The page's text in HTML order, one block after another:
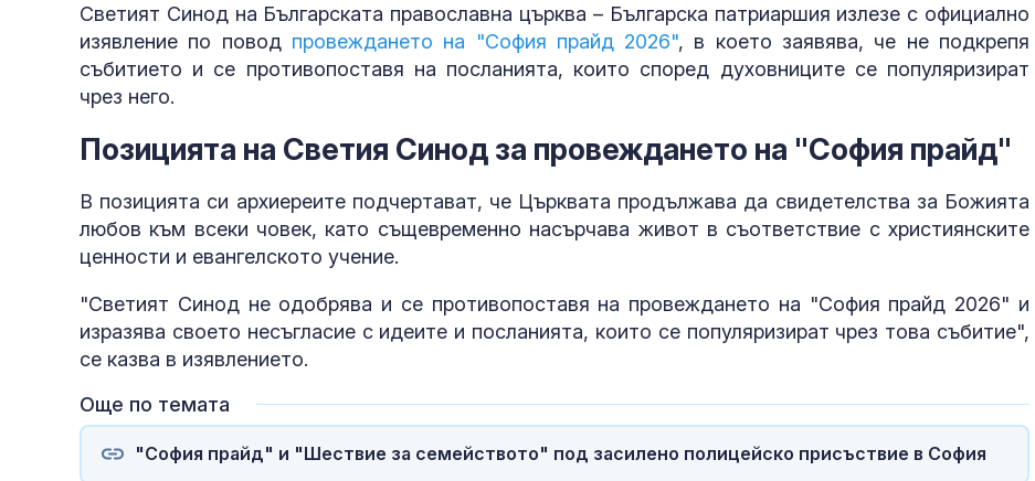
Светият Синод на Българската православна църква – Българска патриаршия излезе с официално
изявление по повод провеждането на "София прайд 2026", в което заявява, че не подкрепя
събитието и се противопоставя на посланията, които според духовниците се популяризират
чрез него.
Позицията на Светия Синод за провеждането на "София прайд"
В позицията си архиереите подчертават, че Църквата продължава да свидетелства за Божията
любов към всеки човек, като същевременно насърчава живот в съответствие с християнските
ценности и евангелското учение.
"Светият Синод не одобрява и се противопоставя на провеждането на "София прайд 2026" и
изразява своето несъгласие с идеите и посланията, които се популяризират чрез това събитие",
се казва в изявлението.
Още по темата
"София прайд" и "Шествие за семейството" под засилено полицейско присъствие в София
Страх в Кремъл: ФСБ
вече решава съдбата
Страната ни се
позиционира като